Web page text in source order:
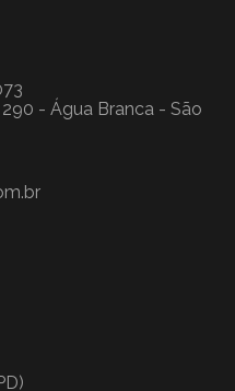
- Água Branca - São